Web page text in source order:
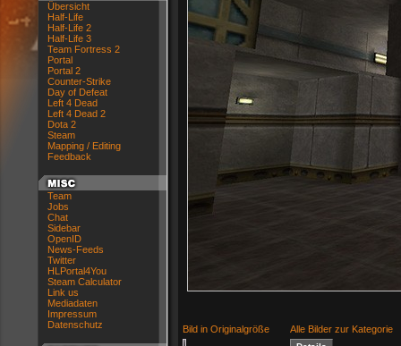
Übersicht
Half-Life
Half-Life 2
Half-Life 3
Team Fortress 2
Portal
Portal 2
Counter-Strike
Day of Defeat
Left 4 Dead
Left 4 Dead 2
Dota 2
Steam
Mapping / Editing
Feedback
Team
Jobs
Chat
Sidebar
OpenID
News-Feeds
Twitter
HLPortal4You
Steam Calculator
Link us
Mediadaten
Impressum
Datenschutz
Bild in Originalgröße Alle Bilder zur Kategorie